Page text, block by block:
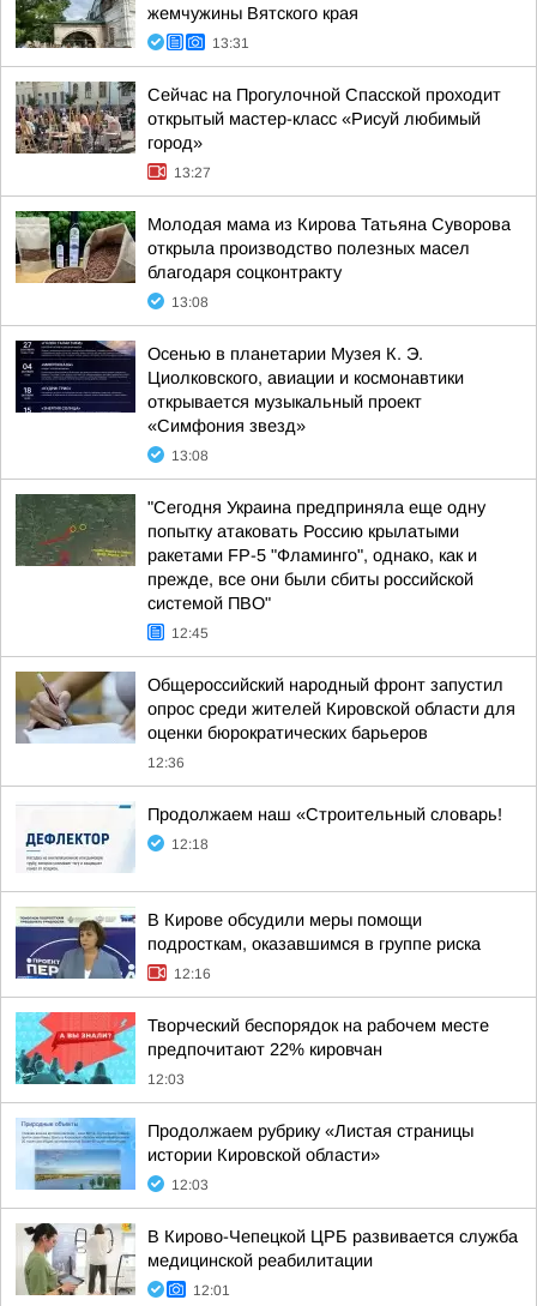
жемчужины Вятского края
13:31
Сейчас на Прогулочной Спасской проходит
открытый мастер-класс «Рисуй любимый
город»
13:27
Молодая мама из Кирова Татьяна Суворова
открыла производство полезных масел
благодаря соцконтракту
13:08
Осенью в планетарии Музея К. Э.
Циолковского, авиации и космонавтики
открывается музыкальный проект
«Симфония звезд»
13:08
"Сегодня Украина предприняла еще одну
попытку атаковать Россию крылатыми
ракетами FP-5 "Фламинго", однако, как и
прежде, все они были сбиты российской
системой ПВО"
12:45
Общероссийский народный фронт запустил
опрос среди жителей Кировской области для
оценки бюрократических барьеров
12:36
Продолжаем наш «Строительный словарь!
12:18
В Кирове обсудили меры помощи
подросткам, оказавшимся в группе риска
12:16
Творческий беспорядок на рабочем месте
предпочитают 22% кировчан
12:03
Продолжаем рубрику «Листая страницы
истории Кировской области»
12:03
В Кирово-Чепецкой ЦРБ развивается служба
медицинской реабилитации
12:01